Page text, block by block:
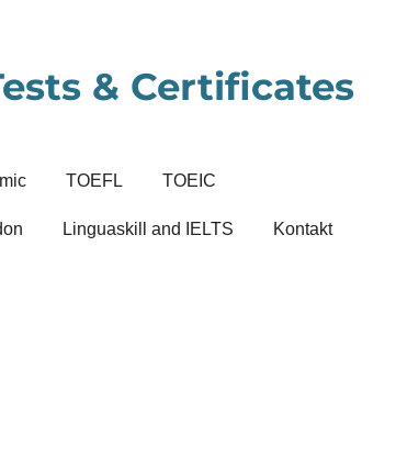
& Certificates
TOEFL TOEIC
Linguaskill and IELTS Kontakt